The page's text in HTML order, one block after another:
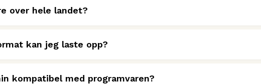
over hele landet?
kan jeg laste opp?
kompatibel med programvaren?